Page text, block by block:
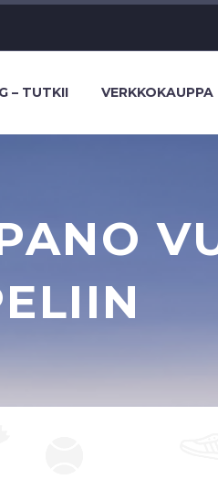
G – TUTKII VERKKOKAUPPA